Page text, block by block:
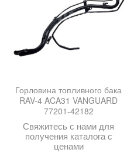
Горловина топливного бака
RAV-4 ACA31 VANGUARD
77201-42182
Свяжитесь с нами для
получения каталога с
ценами